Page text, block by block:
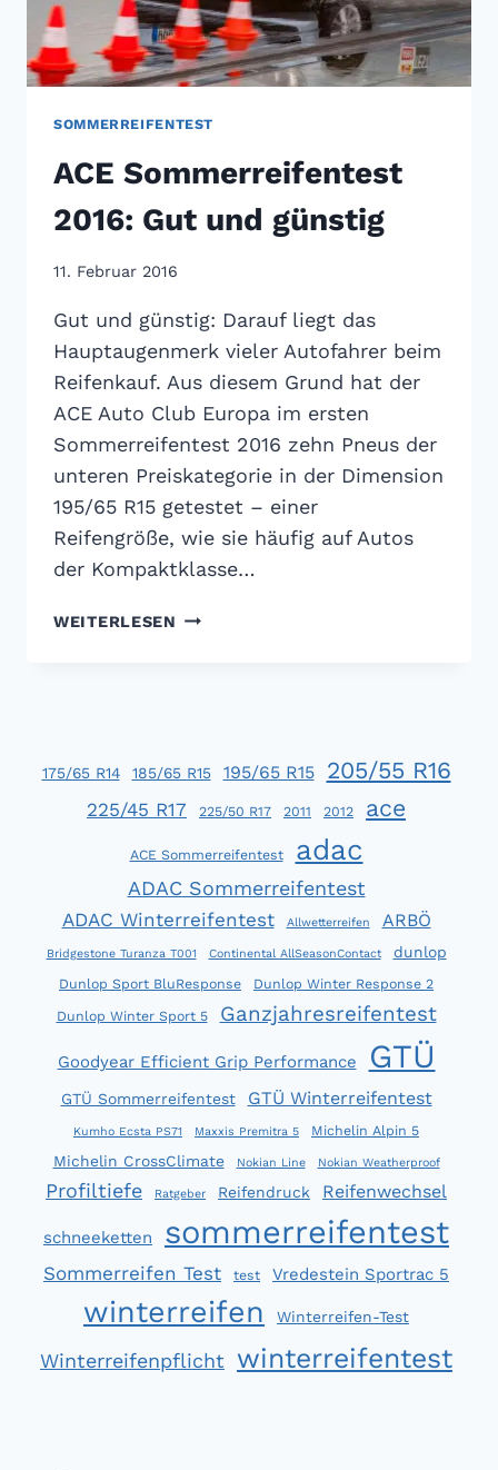
SOMMERREIFENTEST
ACE Sommerreifentest
2016: Gut und günstig
11. Februar 2016
Gut und günstig: Darauf liegt das
Hauptaugenmerk vieler Autofahrer beim
Reifenkauf. Aus diesem Grund hat der
ACE Auto Club Europa im ersten
Sommerreifentest 2016 zehn Pneus der
unteren Preiskategorie in der Dimension
195/65 R15 getestet – einer
Reifengröße, wie sie häufig auf Autos
der Kompaktklasse…
WEITERLESEN ACE
175/65 R14
185/65 R15 195/65 R15 205/55 R16
225/45 R17 225/50 R17 2011 2012 ace
ACE Sommerreifentest adac
ADAC Sommerreifentest
ADAC Winterreifentest Allwetterreifen ARBÖ
Bridgestone Turanza T001 Continental AllSeasonContact dunlop
Dunlop Sport BluResponse
Dunlop Winter Response 2
Dunlop Winter Sport 5
Ganzjahresreifentest
Goodyear Efficient Grip Performance GTÜ
GTÜ Sommerreifentest GTÜ Winterreifentest
Kumho Ecsta PS71 Maxxis Premitra 5 Michelin Alpin 5
Michelin CrossClimate Nokian Line Nokian Weatherproof
Profiltiefe Ratgeber Reifendruck Reifenwechsel
schneeketten sommerreifentest
Sommerreifen Test test Vredestein Sportrac 5
winterreifen Winterreifen-Test
Winterreifenpflicht winterreifentest